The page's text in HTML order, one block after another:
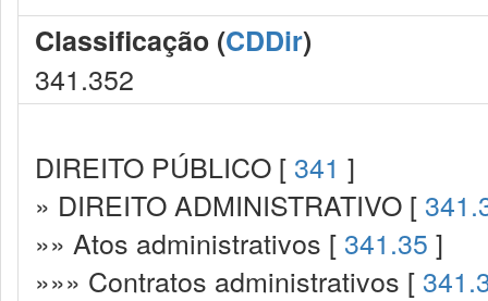
Classificação (CDDir)
341.352
DIREITO PÚBLICO [ 341 ]
» DIREITO ADMINISTRATIVO [
»» Atos administrativos [ 341.35 ]
»»» Contratos administrativos [